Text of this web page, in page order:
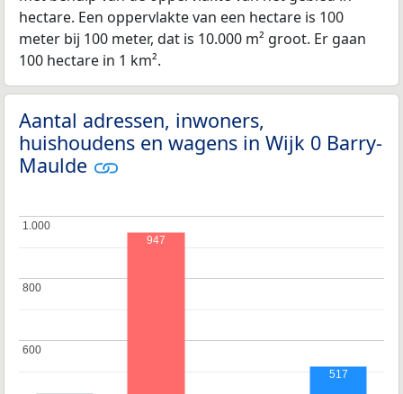
hectare. Een oppervlakte van een hectare is 100
meter bij 100 meter, dat is 10.000 m² groot. Er gaan
100 hectare in 1 km².
Aantal adressen, inwoners,
huishoudens en wagens in Wijk 0 Barry-
Maulde
600
600
800
800
1.000
1.000
947
517